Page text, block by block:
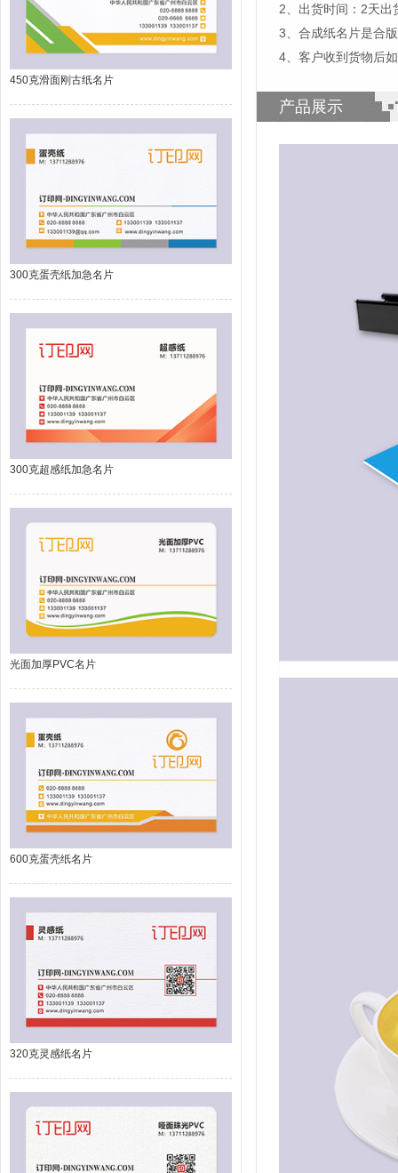
450克滑面刚古纸名片
300克蛋壳纸加急名片
300克超感纸加急名片
光面加厚PVC名片
600克蛋壳纸名片
320克灵感纸名片
2、出货时间：2天出
3、合成纸名片是合
4、客户收到货物后
产品展示